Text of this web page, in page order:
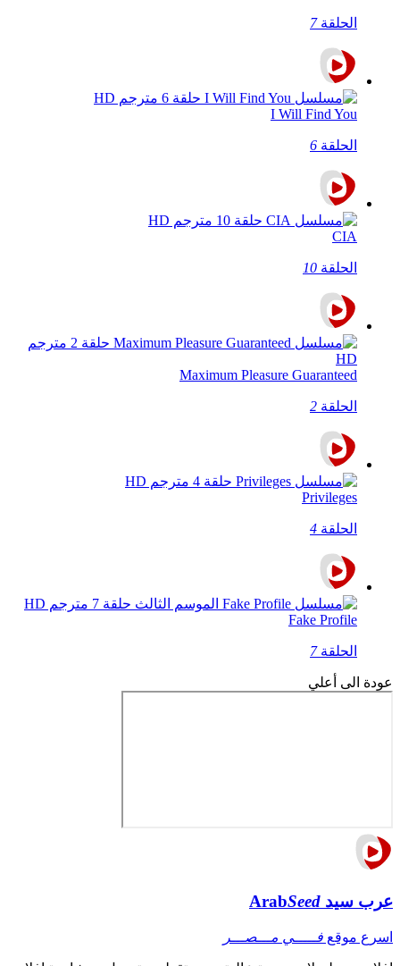
الحلقة7
I Will Find You
الحلقة 6
CIA
الحلقة 10
Maximum Pleasure Guaranteed
الحلقة 2
Privileges
الحلقة 4
Fake Profile
الحلقة7
عودة الى أعلي
عرب سيد ArabSeed
اسرع موقع فـــــي مـــصـــر